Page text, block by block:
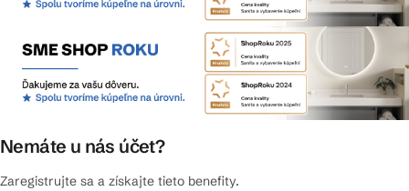
Nemáte u nás účet?
Zaregistrujte sa a získajte tieto benefity.